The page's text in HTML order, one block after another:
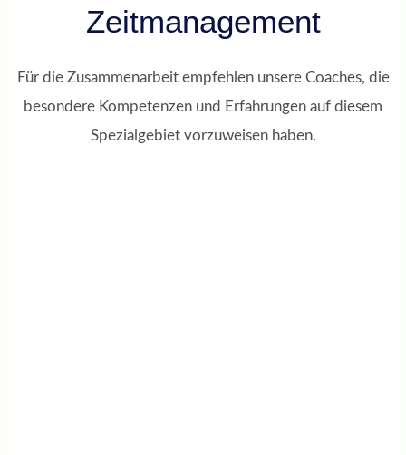
Zeitmanagement
Für die Zusammenarbeit empfehlen unsere Coaches, die
besondere Kompetenzen und Erfahrungen auf diesem
Spezialgebiet vorzuweisen haben.